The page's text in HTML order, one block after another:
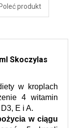
Poleć produkt
Skoczylas
w kroplach
4 witamin
E i A.
w ciągu